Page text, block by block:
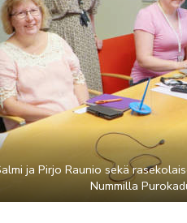
ja Pirjo Raunio sekä
Nummilla